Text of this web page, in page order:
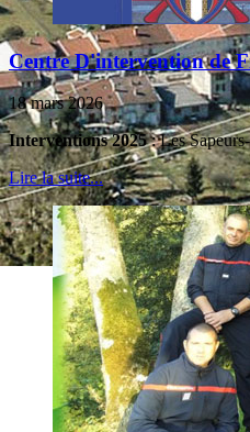
Centre D'intervention de
18 mars 2026
Interventions 2025: Les
Lire la suite...